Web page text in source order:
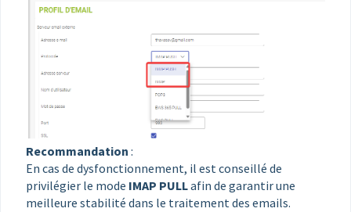
Recommandation :
En cas de dysfonctionnement, il est conseillé de
privilégier le mode IMAP PULLafin de garantir une
meilleure stabilité dans le traitement des emails.